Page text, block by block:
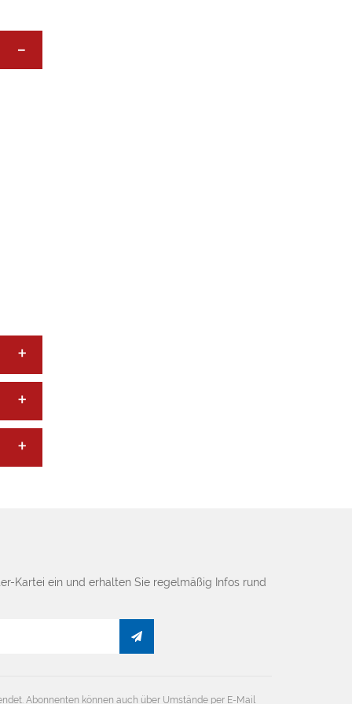
Kartei ein und erhalten Sie regelmäßig Infos rund
Abonnenten können auch über Umstände per E-Mail